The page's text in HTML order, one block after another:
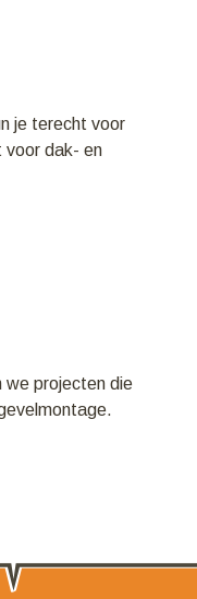
je terecht voor
voor dak- en
we projecten die